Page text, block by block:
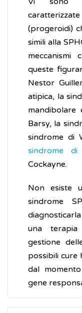
(progeroidi)
simili alla
queste
Nestor
atipica, la
Barsy, la
sindrome di
sindrome di
Cockayne.
Non esiste
sindrome
una
gestione
possibili cure
dal
gene